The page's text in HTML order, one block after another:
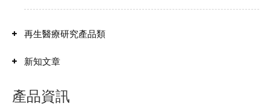
再生醫療研究產品類
新知文章
產品資訊